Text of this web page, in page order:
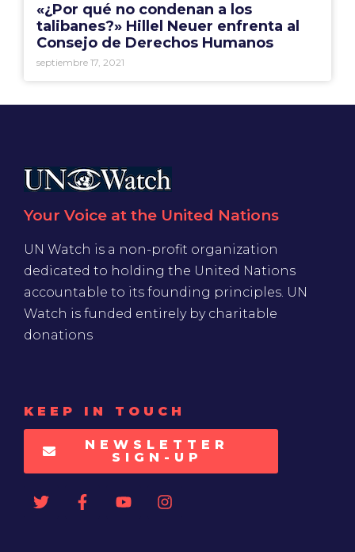
«¿Por qué no condenan a los
talibanes?» Hillel Neuer enfrenta al
Consejo de Derechos Humanos
septiembre 17, 2021
Your Voice at the United Nations
UN Watch is a non-profit organization
dedicated to holding the United Nations
accountable to its founding principles. UN
Watch is funded entirely by charitable
donations
KEEP IN TOUCH
NEWSLETTER
SIGN-UP